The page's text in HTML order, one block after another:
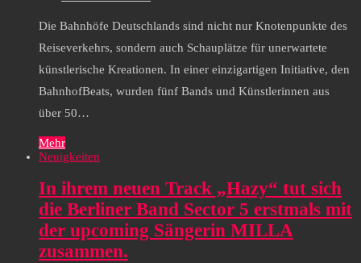
Die Bahnhöfe Deutschlands sind nicht nur Knotenpunkte des
Reiseverkehrs, sondern auch Schauplätze für unerwartete
künstlerische Kreationen. In einer einzigartigen Initiative, den
BahnhofBeats, wurden fünf Bands und Künstlerinnen aus
über 50…
Mehr
Neuigkeiten
In ihrem neuen Track „Hazy“ tut sich
die Berliner Band Sector 5 erstmals mit
der upcoming Sängerin MILLA
zusammen.